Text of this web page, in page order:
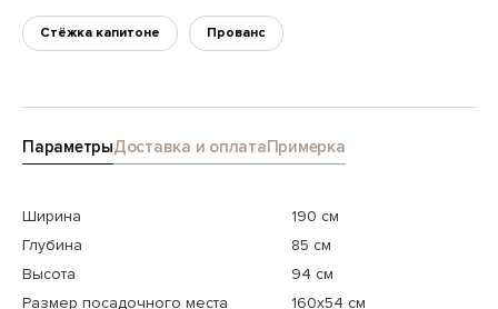
Стёжка капитоне Прованс
ПараметрыДоставка и оплатаПримерка
Ширина
190 см
Глубина
85 см
Высота
94 см
Размер посадочного места
160x54 см